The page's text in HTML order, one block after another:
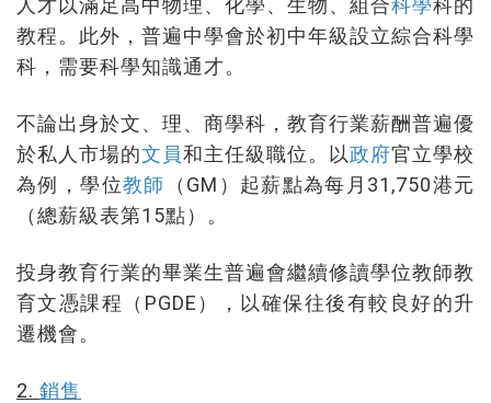
教程。此外，普遍中學會於初中年級設立綜合科學
科，需要科學知識通才。
不論出身於文、理、商學科，教育行業薪酬普遍優
於私人市場的文員和主任級職位。以政府官立學校
為例，學位教師
（GM）起薪點為每月31,750港元
（總薪級表第15點）。
投身教育行業的畢業生普遍會繼續修讀學位教師教
育文憑課程（PGDE），以確保往後有較良好的升
遷機會。
2. 銷售